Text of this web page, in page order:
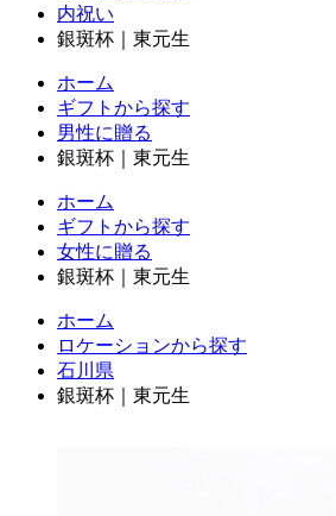
内祝い
銀斑杯｜東元生
ホーム
ギフトから探す
男性に贈る
銀斑杯｜東元生
ホーム
ギフトから探す
女性に贈る
銀斑杯｜東元生
ホーム
ロケーションから探す
石川県
銀斑杯｜東元生